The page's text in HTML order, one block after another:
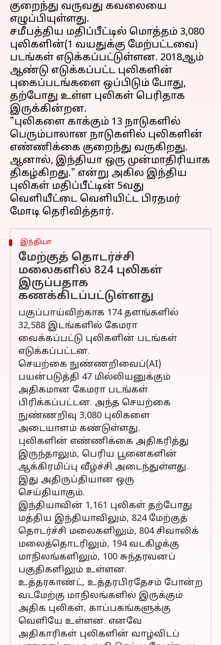
குறைந்து வருவது கவலையை
எழுப்பியுள்ளது.
சமீபத்திய மதிப்பீட்டில் மொத்தம் 3,080
புலிகளின்(1 வயதுக்கு மேற்பட்டவை)
படங்கள் எடுக்கப்பட்டுள்ளன. 2018ஆம்
ஆண்டு எடுக்கப்பட்ட புலிகளின்
புகைப்படங்களை ஒப்பிடும் போது,
தற்போது உள்ள புலிகள் பெரிதாக
இருக்கின்றன.
"புலிகளை காக்கும் 13 நாடுகளில்
பெரும்பாலான நாடுகளில் புலிகளின்
எண்ணிக்கை குறைந்து வருகிறது.
ஆனால், இந்தியா ஒரு முன்மாதிரியாக
திகழ்கிறது." என்று அகில இந்திய
புலிகள் மதிப்பீட்டின் 5வது
வெளியீட்டை வெளியிட்ட பிரதமர்
இந்தியா
மேற்குத் தொடர்ச்சி
மலைகளில் 824 புலிகள்
இருப்பதாக
கணக்கிடப்பட்டுள்ளது
பகுப்பாய்விற்காக 174 தளங்களில்
32,588 இடங்களில் கேமரா
வைக்கப்பட்டு புலிகளின் படங்கள்
எடுக்கப்பட்டன.
செயற்கை நுண்ணறிவைப்(AI)
பயன்படுத்தி 47 மில்லியனுக்கும்
அதிகமான கேமரா படங்கள்
பிரிக்கப்பட்டன. அந்த செயற்கை
நுண்ணறிவு 3,080 புலிகளை
அடையாளம் கண்டுள்ளது.
புலிகளின் எண்ணிக்கை அதிகரித்து
இருந்தாலும், பெரிய பூனைகளின்
ஆக்கிரமிப்பு வீழ்ச்சி அடைந்துள்ளது.
இது அதிருப்தியான ஒரு
செய்தியாகும்.
இந்தியாவின் 1,161 புலிகள் தற்போது
மத்திய இந்தியாவிலும், 824 மேற்குத்
தொடர்ச்சி மலைகளிலும், 804 சிவாலிக்
மலைத்தொடரிலும், 194 வடகிழக்கு
மாநிலங்களிலும், 100 சுந்தரவனப்
பகுதிகளிலும் உள்ளன.
உத்தரகாண்ட், உத்தரபிரதேசம் போன்ற
வடமேற்கு மாநிலங்களில் இருக்கும்
அதிக புலிகள், காப்பகங்களுக்கு
வெளியே உள்ளன. எனவே
அதிகாரிகள் புலிகளின் வாழ்விடப்